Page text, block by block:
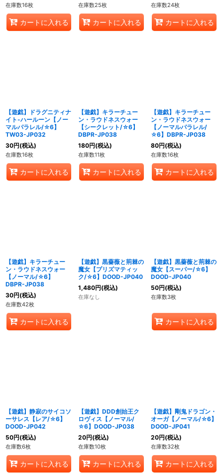
在庫数16枚
カートに入れる
在庫数25枚
カートに入れる
在庫数24枚
カートに入れる
【遊戯】ドラグニティナ
イト-ハールーン【ノー
マルパラレル/☆6】
TW03-JP032
30円(税込)
在庫数16枚
カートに入れる
【遊戯】キラーチュー
ン・ラウドネスウォー
【シークレット/☆6】
DBPR-JP038
180円(税込)
在庫数11枚
カートに入れる
【遊戯】キラーチュー
ン・ラウドネスウォー
【ノーマルパラレル/
☆6】DBPR-JP038
80円(税込)
在庫数16枚
カートに入れる
【遊戯】キラーチュー
ン・ラウドネスウォー
【ノーマル/☆6】
DBPR-JP038
30円(税込)
在庫数42枚
カートに入れる
【遊戯】黒薔薇と荊棘の
魔女【プリズマティッ
ク/☆6】DOOD-JP040
1,480円(税込)
在庫なし
【遊戯】黒薔薇と荊棘の
魔女【スーパー/☆6】
DOOD-JP040
50円(税込)
在庫数3枚
カートに入れる
【遊戯】静寂のサイコソ
ーサレス【レア/☆6】
DOOD-JP042
50円(税込)
在庫数6枚
カートに入れる
【遊戯】DDD創始王ク
ロヴィス【ノーマル/
☆6】DOOD-JP038
20円(税込)
在庫数10枚
カートに入れる
【遊戯】剛鬼ドラゴン・
オーガ【ノーマル/☆6】
DOOD-JP041
20円(税込)
在庫数32枚
カートに入れる